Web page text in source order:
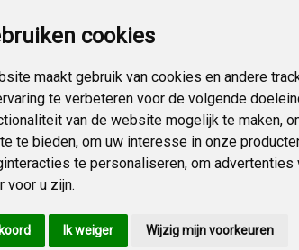
cookies
maakt gebruik van cookies en andere
te verbeteren voor de volgende
van de website mogelijk te maken,
te bieden, om uw interesse in onze
te personaliseren, om advertenties
voor u zijn.
Ik weiger Wijzig mijn voorkeuren